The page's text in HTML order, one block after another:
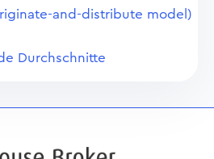
and-distribute model)
Durchschnitte